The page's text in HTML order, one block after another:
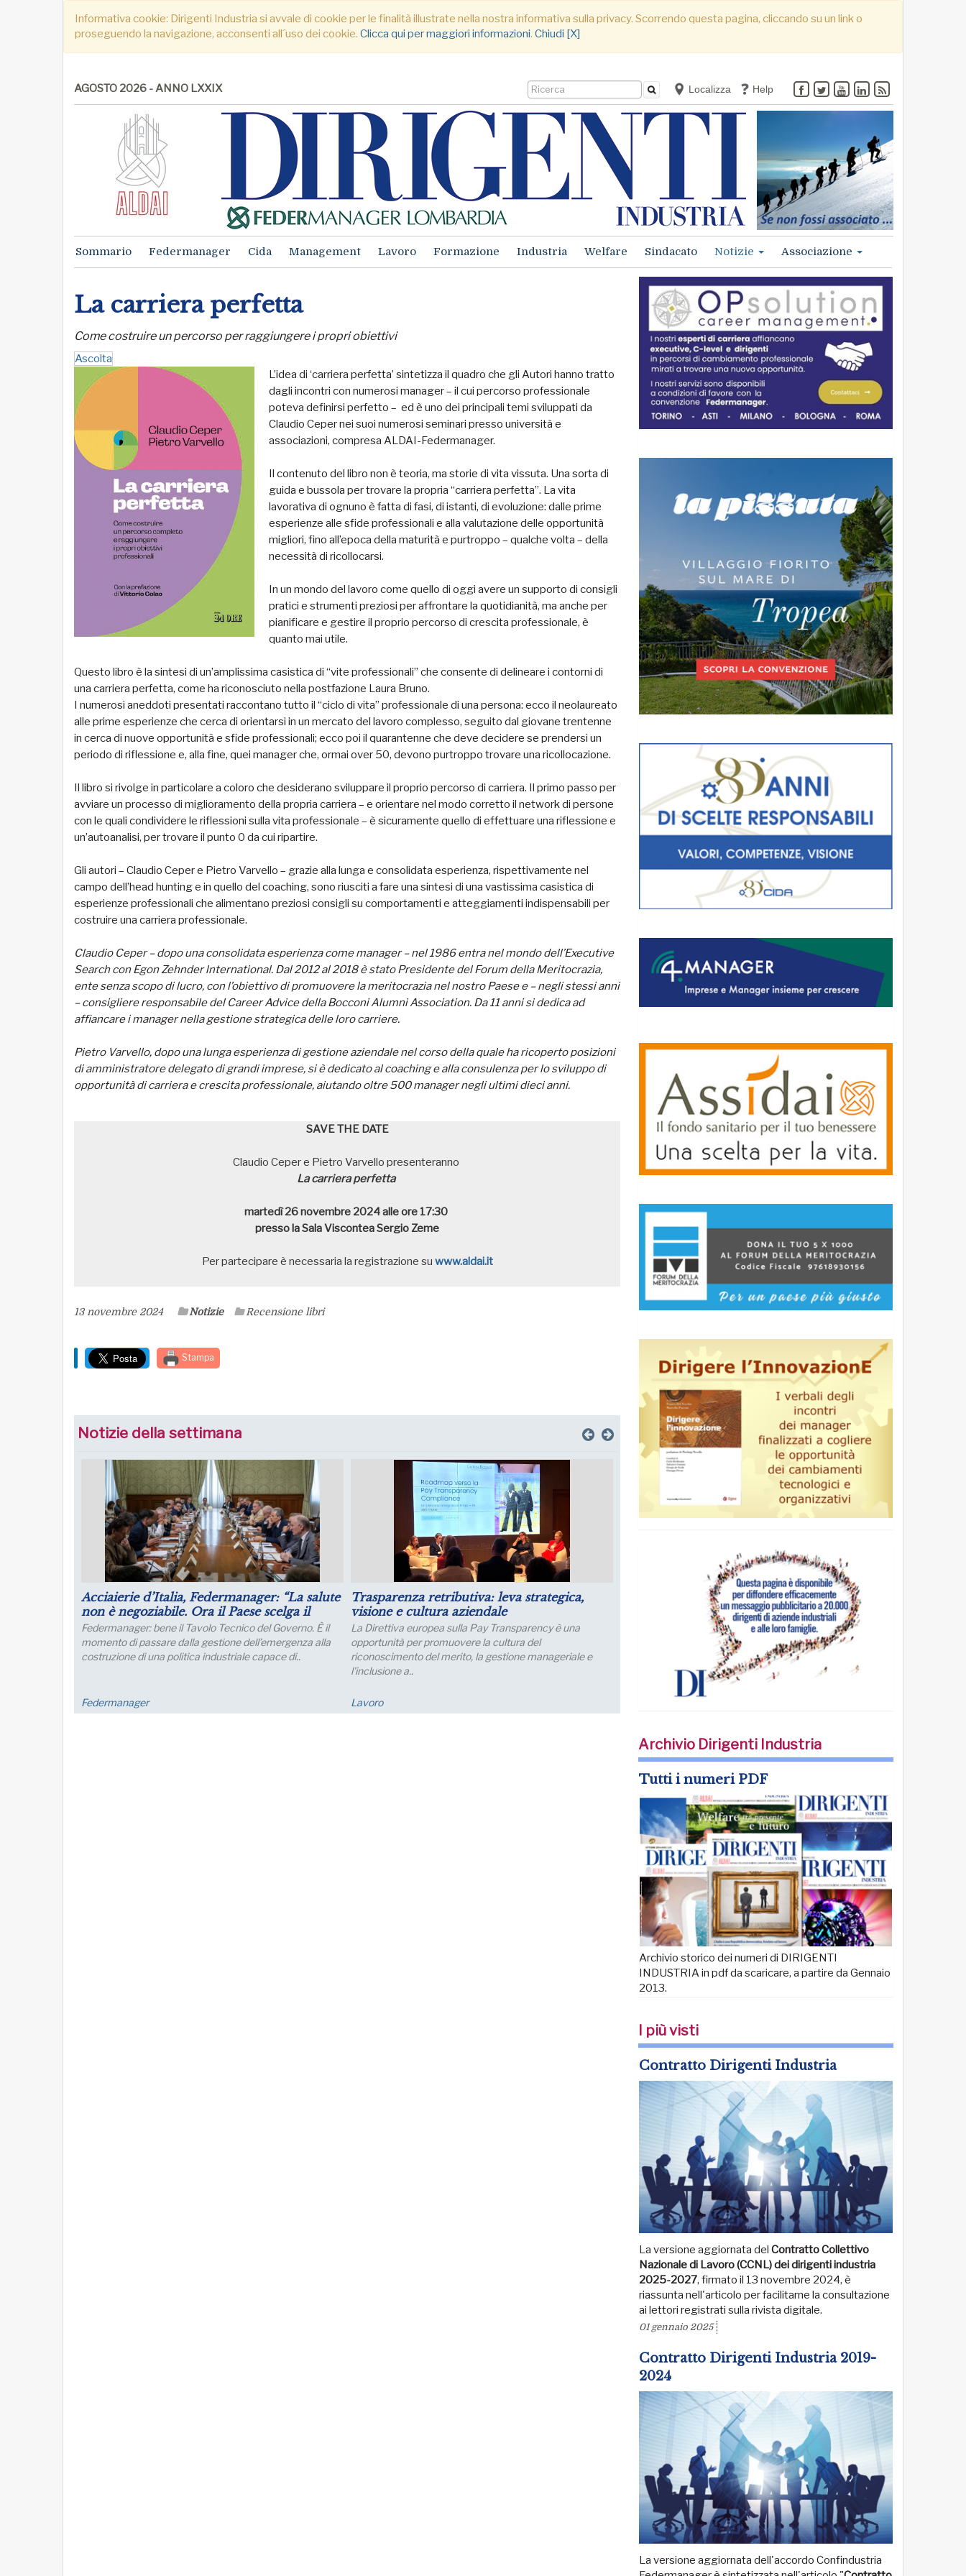
Informativa cookie: Dirigenti Industria si avvale di cookie per le finalità illustrate nella nostra informativa sulla privacy. Scorrendo questa pagina, cliccando su un link o
proseguendo la navigazione, acconsenti all´uso dei cookie. Clicca qui per maggiori informazioni. Chiudi [X]
AGOSTO 2026 - ANNO LXXIX Localizza Help
Sommario Federmanager Cida Management Lavoro Formazione Industria Welfare Sindacato Notizie Associazione
La carriera perfetta
Come costruire un percorso per raggiungere i propri obiettivi
Ascolta
L’idea di ‘carriera perfetta’ sintetizza il quadro che gli Autori hanno tratto
dagli incontri con numerosi manager – il cui percorso professionale
poteva definirsi perfetto – ed è uno dei principali temi sviluppati da
Claudio Ceper nei suoi numerosi seminari presso università e
associazioni, compresa ALDAI-Federmanager.
Il contenuto del libro non è teoria, ma storie di vita vissuta. Una sorta di
guida e bussola per trovare la propria “carriera perfetta”. La vita
lavorativa di ognuno è fatta di fasi, di istanti, di evoluzione: dalle prime
esperienze alle sfide professionali e alla valutazione delle opportunità
migliori, fino all’epoca della maturità e purtroppo – qualche volta – della
necessità di ricollocarsi.
In un mondo del lavoro come quello di oggi avere un supporto di consigli
pratici e strumenti preziosi per affrontare la quotidianità, ma anche per
pianificare e gestire il proprio percorso di crescita professionale, è
quanto mai utile.
Questo libro è la sintesi di un’amplissima casistica di “vite professionali” che consente di delineare i contorni di
una carriera perfetta, come ha riconosciuto nella postfazione Laura Bruno.
I numerosi aneddoti presentati raccontano tutto il “ciclo di vita” professionale di una persona: ecco il neolaureato
alle prime esperienze che cerca di orientarsi in un mercato del lavoro complesso, seguito dal giovane trentenne
in cerca di nuove opportunità e sfide professionali; ecco poi il quarantenne che deve decidere se prendersi un
periodo di riflessione e, alla fine, quei manager che, ormai over 50, devono purtroppo trovare una ricollocazione.
Il libro si rivolge in particolare a coloro che desiderano sviluppare il proprio percorso di carriera. Il primo passo per
avviare un processo di miglioramento della propria carriera – e orientare nel modo corretto il network di persone
con le quali condividere le riflessioni sulla vita professionale – è sicuramente quello di effettuare una riflessione e
un’autoanalisi, per trovare il punto 0 da cui ripartire.
Gli autori – Claudio Ceper e Pietro Varvello – grazie alla lunga e consolidata esperienza, rispettivamente nel
campo dell’head hunting e in quello del coaching, sono riusciti a fare una sintesi di una vastissima casistica di
esperienze professionali che alimentano preziosi consigli su comportamenti e atteggiamenti indispensabili per
costruire una carriera professionale.
Claudio Ceper – dopo una consolidata esperienza come manager – nel 1986 entra nel mondo dell’Executive
Search con Egon Zehnder lnternational. Dal 2012 al 2018 è stato Presidente del Forum della Meritocrazia,
ente senza scopo di lucro, con l’obiettivo di promuovere la meritocrazia nel nostro Paese e – negli stessi anni
– consigliere responsabile del Career Advice della Bocconi Alumni Association. Da 11 anni si dedica ad
affiancare i manager nella gestione strategica delle loro carriere.
Pietro Varvello, dopo una lunga esperienza di gestione aziendale nel corso della quale ha ricoperto posizioni
di amministratore delegato di grandi imprese, si è dedicato al coaching e alla consulenza per lo sviluppo di
opportunità di carriera e crescita professionale, aiutando oltre 500 manager negli ultimi dieci anni.
SAVE THE DATE
Claudio Ceper e Pietro Varvello presenteranno
La carriera perfetta
martedì 26 novembre 2024alle ore 17:30
presso la Sala VisconteaSergio Zeme
Per partecipare è necessaria la registrazione su www.aldai.it
13 novembre 2024 Notizie Recensione libri
Stampa
Notizie della settimana
Puntare su infrastrutture e manager per il
futuro dell’industria del nord Italia
Lo sviluppo di quest’area è fondamentale per un
collegamento con l’Europa
FM Trieste
Luglio: migliorano le aspettative sulla
produzione
Le aspettative delle grandi imprese industriali migliorano
a luglio, con un aumento della quota di imprese che
prevede una crescita della produzione; nei..
Economia
Archivio Dirigenti Industria
Tutti i numeri PDF
Archivio storico dei numeri di DIRIGENTI
INDUSTRIA in pdf da scaricare, a partire da Gennaio
2013.
I più visti
Contratto Dirigenti Industria
La versione aggiornata del Contratto Collettivo
Nazionale di Lavoro (CCNL) dei dirigenti industria
2025-2027, firmato il 13 novembre 2024, è
riassunta nell'articolo per facilitarne la consultazione
ai lettori registrati sulla rivista digitale.
01 gennaio 2025
Contratto Dirigenti Industria 2019-
2024
La versione aggiornata dell'accordo Confindustria